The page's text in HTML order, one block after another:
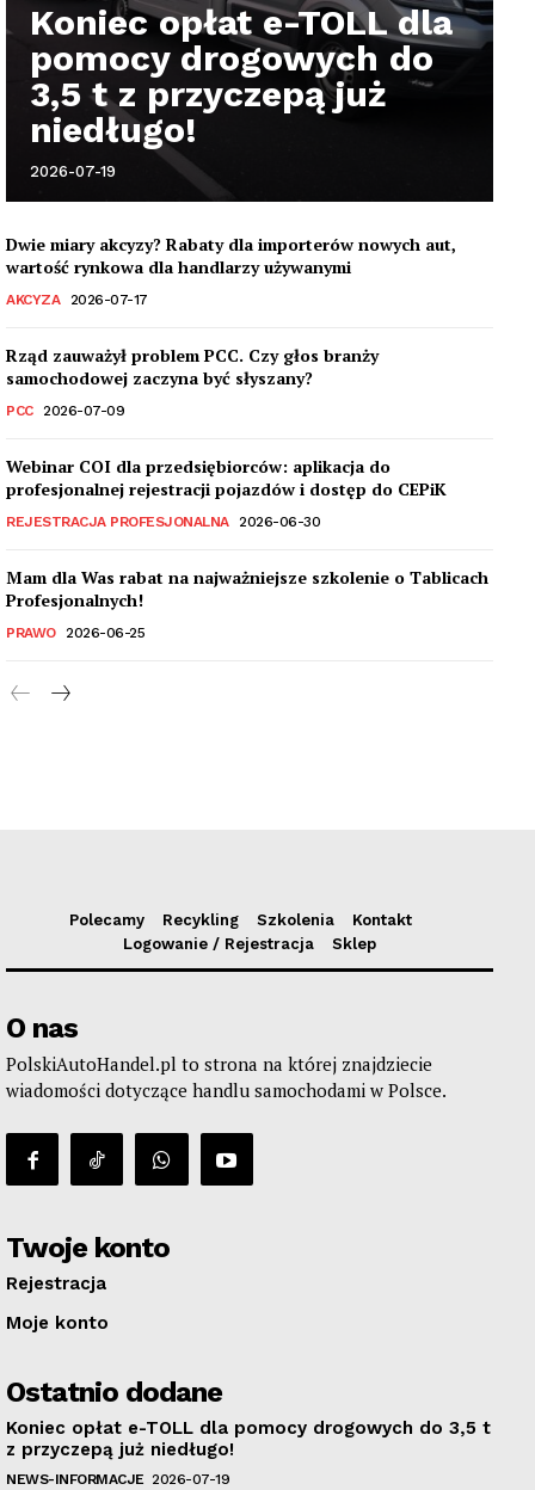
Koniec opłat e-TOLL dla
pomocy drogowych do
3,5 t z przyczepą już
niedługo!
2026-07-19
Dwie miary akcyzy? Rabaty dla importerów nowych aut,
wartość rynkowa dla handlarzy używanymi
AKCYZA 2026-07-17
Rząd zauważył problem PCC. Czy głos branży
samochodowej zaczyna być słyszany?
PCC 2026-07-09
Webinar COI dla przedsiębiorców: aplikacja do
profesjonalnej rejestracji pojazdów i dostęp do CEPiK
REJESTRACJA PROFESJONALNA 2026-06-30
Mam dla Was rabat na najważniejsze szkolenie o Tablicach
Profesjonalnych!
PRAWO 2026-06-25
Polecamy Recykling Szkolenia
Kontakt
Logowanie / Rejestracja
Sklep
O nas
PolskiAutoHandel.pl to strona na której znajdziecie
wiadomości dotyczące handlu samochodami w Polsce.
Twoje konto
Rejestracja
Moje konto
Ostatnio dodane
Koniec opłat e-TOLL dla pomocy drogowych do 3,5 t
z przyczepą już niedługo!
NEWS-INFORMACJE 2026-07-19